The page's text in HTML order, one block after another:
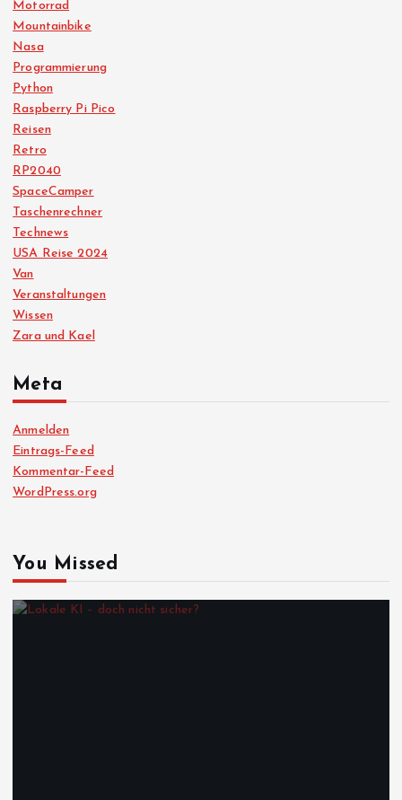
Motorrad
Mountainbike
Nasa
Programmierung
Python
Raspberry Pi Pico
Reisen
Retro
RP2040
SpaceCamper
Taschenrechner
Technews
USA Reise 2024
Van
Veranstaltungen
Wissen
Zara und Kael
Meta
Anmelden
Eintrags-Feed
Kommentar-Feed
WordPress.org
You Missed